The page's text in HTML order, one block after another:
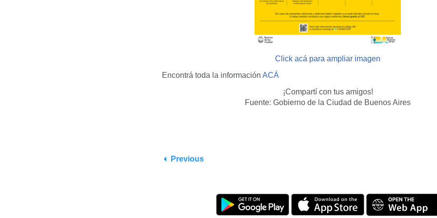
Click acá para ampliar imagen
Encontrá toda la información ACÁ
¡Compartí con tus amigos!
Fuente: Gobierno de la Ciudad de Buenos Aires
Previous